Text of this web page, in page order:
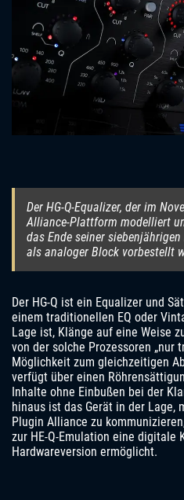
Der HG-Q-Equalizer, der im
Alliance-Plattform modelliert
das Ende seiner
als analoger Block vorbestellt
Der HG-Q ist ein Equalizer und
einem traditionellen EQ oder
Lage ist, Klänge auf eine Weise
von der solche Prozessoren „nur
Möglichkeit zum gleichzeitigen
verfügt über einen
Inhalte ohne Einbußen bei der
hinaus ist das Gerät in der Lage,
Plugin Alliance zu
zur HE-Q-Emulation eine digitale
Hardwareversion ermöglicht.